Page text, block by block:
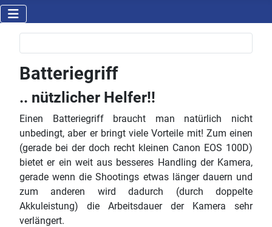
Batteriegriff
.. nützlicher Helfer!!
Einen Batteriegriff braucht man natürlich nicht
unbedingt, aber er bringt viele Vorteile mit! Zum einen
(gerade bei der doch recht kleinen Canon EOS 100D)
bietet er ein weit aus besseres Handling der Kamera,
gerade wenn die Shootings etwas länger dauern und
zum anderen wird dadurch (durch doppelte
Akkuleistung) die Arbeitsdauer der Kamera sehr
verlängert.